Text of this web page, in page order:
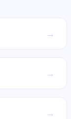
→
→
→